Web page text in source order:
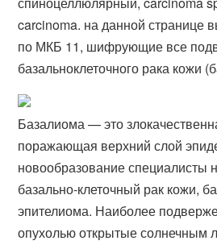
carcinoma. на данной странице
по МКБ 11, шифрующие все
базальноклеточного рака кожи
Базалиома — это
поражающая верхний слой
новообразование специалисты
базально-клеточный рак кожи,
эпителиома. Наиболее
опухолью открытые солнечным